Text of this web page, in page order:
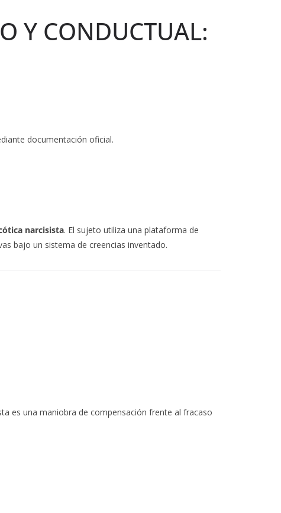
Y CONDUCTUAL:
documentación oficial.
narcisista. El sujeto utiliza una plataforma de
bajo un sistema de creencias inventado.
es una maniobra de compensación frente al fracaso